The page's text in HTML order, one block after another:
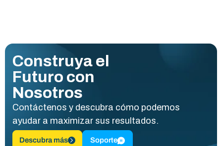
Construya el
Futuro con
Nosotros
Contáctenos y descubra cómo podemos
ayudar a maximizar sus resultados.
Descubra más Soporte